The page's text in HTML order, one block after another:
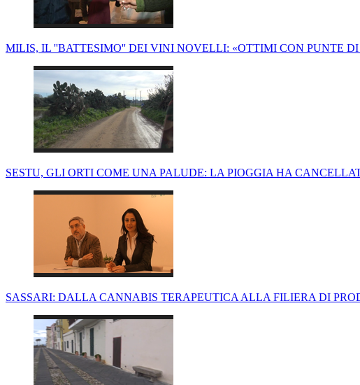
MILIS, IL ''BATTESIMO'' DEI VINI NOVELLI: «OTTIMI CON PUNTE
SESTU, GLI ORTI COME UNA PALUDE: LA PIOGGIA HA
SASSARI: DALLA CANNABIS TERAPEUTICA ALLA FILIERA DI